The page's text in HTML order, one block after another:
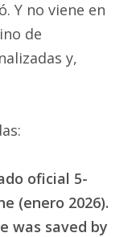
Y no viene en
de
y,
oficial 5-
(enero 2026).
was saved by